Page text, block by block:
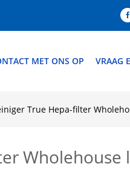
MET ONS OP VRAAG
True Hepa-filter